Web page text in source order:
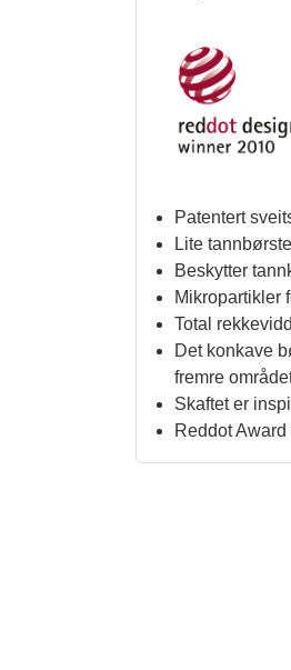
Patentert
Lite
Beskytter
Mikropartikler
Total
Det konkave
fremre
Skaftet er
Reddot